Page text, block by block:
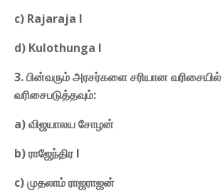
c) Rajaraja I
d) Kulothunga I
3. பின்வரும் அரசர்களை சரியான வரிசையில்
வரிசைபடுத்தவும்:
a) விஜயாலய சோழன்
b) ராஜேந்திர I
c) முதலாம் ராஜராஜன்